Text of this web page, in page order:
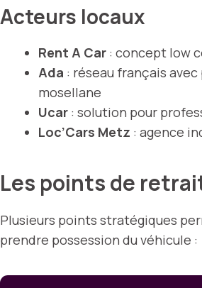
Acteurs locaux
Rent A Car : concept low
Ada : réseau français
mosellane
Ucar : solution pour
Loc’Cars Metz : agence
Les points de
Plusieurs points stratégiques
prendre possession du véhicule :